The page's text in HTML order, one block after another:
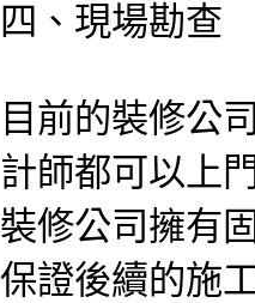
四、現場勘查
目前的裝修公
計師都可以上
裝修公司擁有
保證後續的施